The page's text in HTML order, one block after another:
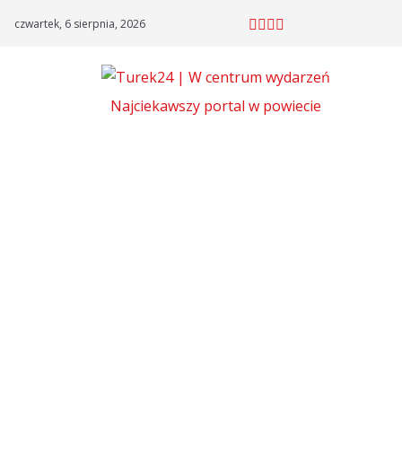
czwartek, 6 sierpnia, 2026
Najciekawszy portal w powiecie